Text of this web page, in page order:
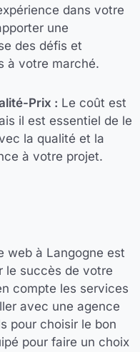
dans votre
une
des défis et
à votre marché.
Prix : Le coût est
il est essentiel de le
la qualité et la
à votre projet.
web à Langogne est
le succès de votre
compte les services
avec une agence
pour choisir le bon
pour faire un choix